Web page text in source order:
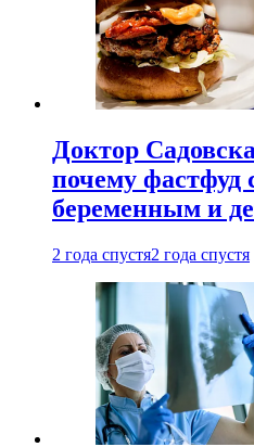
Доктор
почему фастфуд
беременным и
2 года спустя2 года спустя